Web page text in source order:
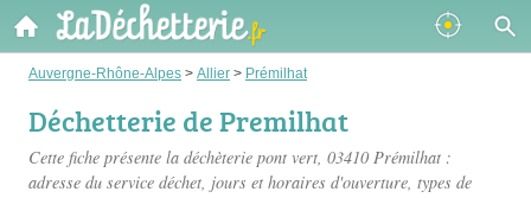
Auvergne-Rhône-Alpes > Allier > Prémilhat
Déchetterie de Premilhat
Cette fiche présente la déchèterie pont vert, 03410 Prémilhat :
adresse du service déchet, jours et horaires d'ouverture, types de